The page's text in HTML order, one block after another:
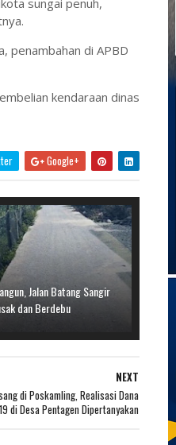
sungai penuh,
penambahan di APBD
kendaraan dinas
Google+
Jalan Batang Sangir
dan Berdebu
NEXT
di Poskamling, Realisasi Dana
di Desa Pentagen Dipertanyakan